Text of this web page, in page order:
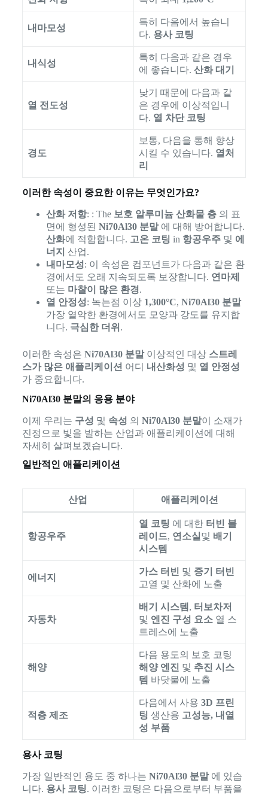
내마모성
특히 다음에서 높습니
다. 용사 코팅
내식성
특히 다음과 같은 경우
에 좋습니다. 산화 대기
열 전도성
낮기 때문에 다음과 같
은 경우에 이상적입니
다. 열 차단 코팅
경도
보통, 다음을 통해 향상
시킬 수 있습니다. 열처
리
이러한 속성이 중요한 이유는 무엇인가요?
산화 저항: : The 보호 알루미늄 산화물 층의 표
면에 형성된 Ni70Al30 분말에 대해 방어합니다.
산화에 적합합니다. 고온 코팅 in 항공우주및 에
너지 산업.
내마모성: 이 속성은 컴포넌트가 다음과 같은 환
경에서도 오래 지속되도록 보장합니다. 연마제
또는 마찰이 많은 환경.
열 안정성: 녹는점 이상 1,300°C, Ni70Al30 분말
가장 열악한 환경에서도 모양과 강도를 유지합
니다. 극심한 더위 .
이러한 속성은 Ni70Al30 분말이상적인 대상 스트레
스가 많은 애플리케이션 어디 내산화성 및 열 안정성
가 중요합니다.
Ni70Al30 분말의 응용 분야
이제 우리는 구성 및 속성 의 Ni70Al30 분말이 소재가
진정으로 빛을 발하는 산업과 애플리케이션에 대해
자세히 살펴보겠습니다.
일반적인 애플리케이션
산업 애플리케이션
항공우주
열 코팅 에 대한 터빈 블
레이드, 연소실및 배기
시스템
에너지
가스 터빈 및 증기 터빈
고열 및 산화에 노출
자동차
배기 시스템 , 터보차저
및 엔진 구성 요소열 스
트레스에 노출
해양
다음 용도의 보호 코팅
해양 엔진 및 추진 시스
템 바닷물에 노출
적층 제조
다음에서 사용 3D 프린
팅 생산용 고성능, 내열
성 부품
용사 코팅
가장 일반적인 용도 중 하나는 Ni70Al30 분말에 있습
니다. 용사 코팅. 이러한 코팅은 다음으로부터 부품을